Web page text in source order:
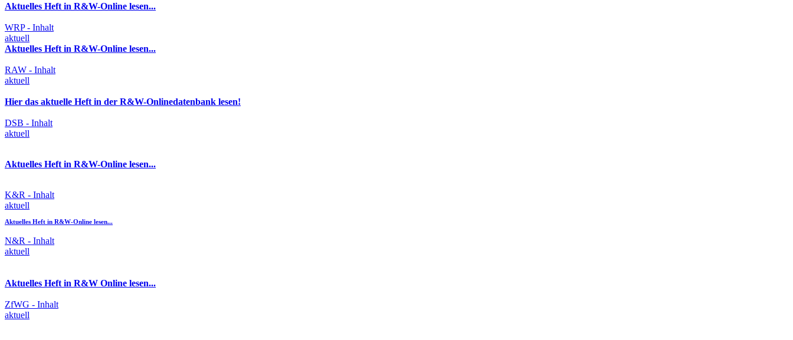
Aktuelles Heft in R&W-Online lesen...
WRP - Inhalt
aktuell
Aktuelles Heft in R&W-Online lesen...
RAW - Inhalt
aktuell
Hier das aktuelle Heft in der R&W-Onlinedatenbank lesen!
DSB - Inhalt
aktuell
Aktuelles Heft in R&W-Online lesen...
K&R - Inhalt
aktuell
Aktuelles Heft in R&W-Online lesen...
N&R - Inhalt
aktuell
Aktuelles Heft in R&W Online lesen...
ZfWG - Inhalt
aktuell